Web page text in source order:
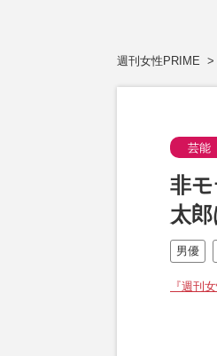
週刊女性PRIME
芸能
非
太
男優
『週刊